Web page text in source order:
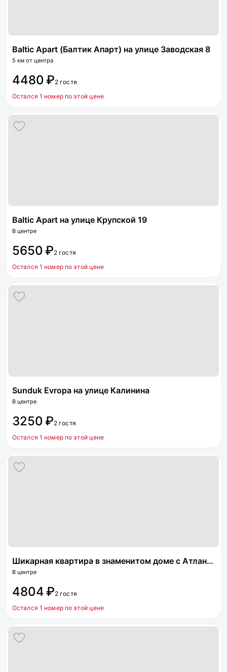
Baltic Apart (Балтик Апарт) на улице Заводская 8
5 км от центра
4480 ₽2 гостя
Остался 1 номер по этой цене
Baltic Apart на улице Крупской 19
В центре
5650 ₽2 гостя
Остался 1 номер по этой цене
Sunduk Evropa на улице Калинина
В центре
3250 ₽2 гостя
Остался 1 номер по этой цене
Шикарная квартира в знаменитом доме с Атлантом
В центре
4804 ₽2 гостя
Остался 1 номер по этой цене